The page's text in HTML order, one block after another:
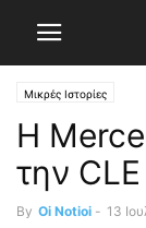
Μικρές Ιστορίες
Η
την
By Oi Notioi - 13